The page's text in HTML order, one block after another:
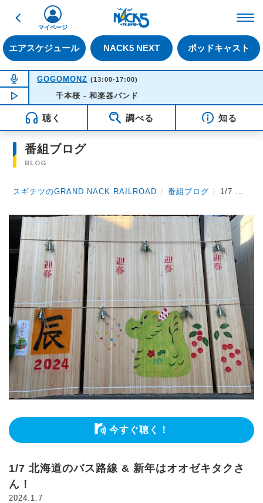
戻る
エアスケジュール NACK5 NEXT ポッドキャスト
マイページ
NOW ON AIR
GOGOMONZ (13:00-17:00)
NOW PLAYING 15:50
千本桜 - 和楽器バンド
聴く 調べる 知る
番組ブログ
BLOG
スギテツのGRAND NACK RAILROAD 〉番組ブログ 〉 1/7 北海道のバス路線 & 新年はオオゼキタクさん！
今すぐ聴く！
1/7 北海道のバス路線 & 新年はオオゼキタクさ
ん！
2024.1.7